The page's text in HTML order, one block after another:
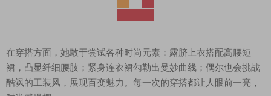
在穿搭方面，她敢于尝试各种时尚元素：露脐上衣搭配高腰短
裙，凸显纤细腰肢；紧身连衣裙勾勒出曼妙曲线；偶尔也会挑战
酷飒的工装风，展现百变魅力。每一次的穿搭都让人眼前一亮，